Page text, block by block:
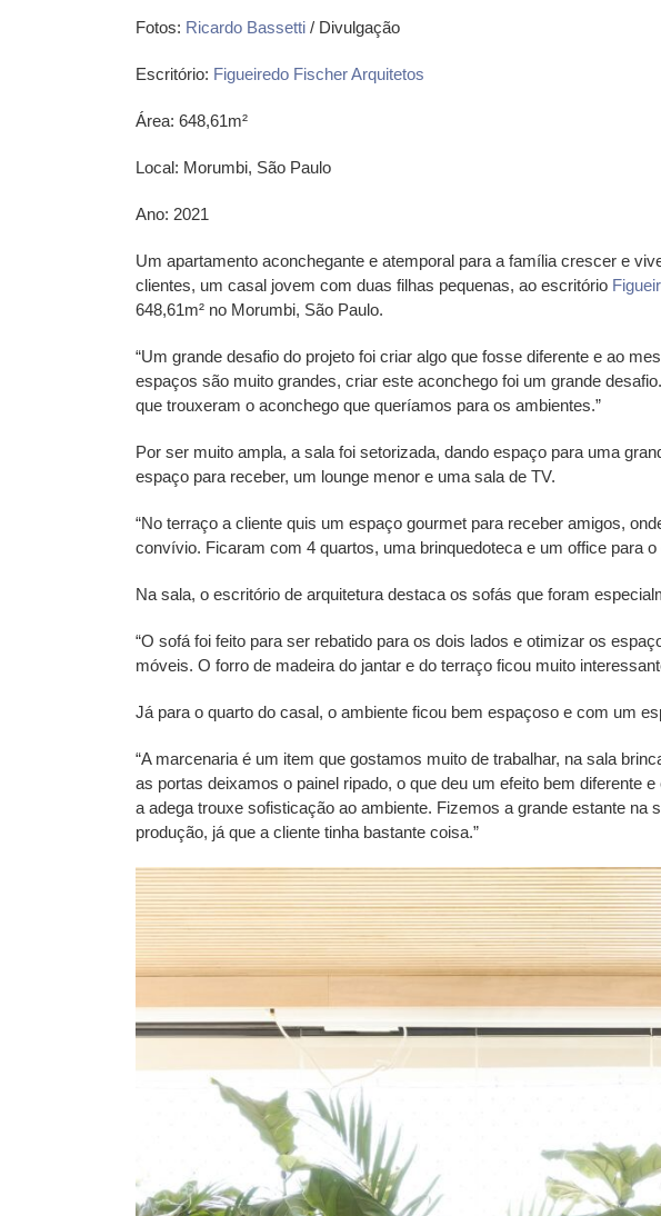
Fotos: Ricardo Bassetti / Divulgação
Escritório: Figueiredo Fischer Arquitetos
Área: 648,61m²
Local: Morumbi, São Paulo
Ano: 2021
Um apartamento aconchegante e atemporal para a família crescer e
clientes, um casal jovem com duas filhas pequenas, ao escritório
648,61m² no Morumbi, São Paulo.
“Um grande desafio do projeto foi criar algo que fosse diferente e ao
espaços são muito grandes, criar este aconchego foi um grande
que trouxeram o aconchego que queríamos para os ambientes.”
Por ser muito ampla, a sala foi setorizada, dando espaço para uma
espaço para receber, um lounge menor e uma sala de TV.
“No terraço a cliente quis um espaço gourmet para receber amigos,
convívio. Ficaram com 4 quartos, uma brinquedoteca e um office para o
Na sala, o escritório de arquitetura destaca os sofás que foram
“O sofá foi feito para ser rebatido para os dois lados e otimizar os
móveis. O forro de madeira do jantar e do terraço ficou muito
Já para o quarto do casal, o ambiente ficou bem espaçoso e com um
“A marcenaria é um item que gostamos muito de trabalhar, na sala
as portas deixamos o painel ripado, o que deu um efeito bem diferente
a adega trouxe sofisticação ao ambiente. Fizemos a grande estante na
produção, já que a cliente tinha bastante coisa.”